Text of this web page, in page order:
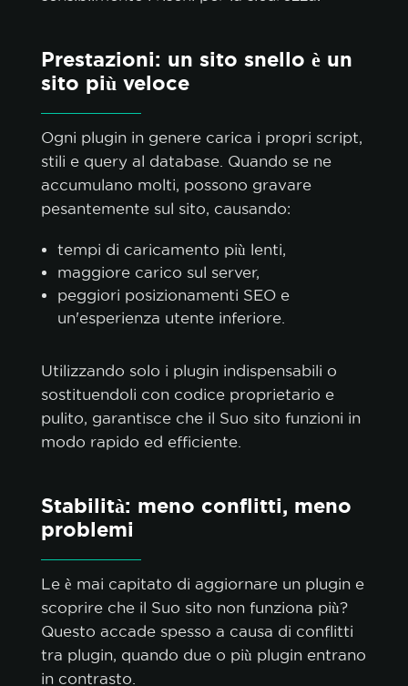
Prestazioni: un sito snello è un
sito più veloce
Ogni plugin in genere carica i propri script,
stili e query al database. Quando se ne
accumulano molti, possono gravare
pesantemente sul sito, causando:
tempi di caricamento più lenti,
maggiore carico sul server,
peggiori posizionamenti SEO e
un'esperienza utente inferiore.
Utilizzando solo i plugin indispensabili o
sostituendoli con codice proprietario e
pulito, garantisce che il Suo sito funzioni in
modo rapido ed efficiente.
Stabilità: meno conflitti, meno
problemi
Le è mai capitato di aggiornare un plugin e
scoprire che il Suo sito non funziona più?
Questo accade spesso a causa di conflitti
tra plugin, quando due o più plugin entrano
in contrasto.